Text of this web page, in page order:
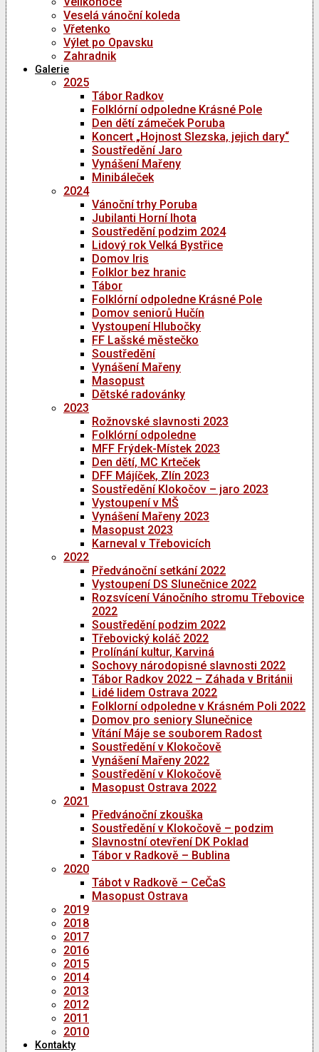
Veselá vánoční koleda
Vřetenko
Výlet po Opavsku
Zahradnik
Galerie
2025
Tábor Radkov
Folklórní odpoledne Krásné Pole
Den dětí zámeček Poruba
Koncert „Hojnost Slezska, jejich dary“
Soustředění Jaro
Vynášení Mařeny
Minibáleček
2024
Vánoční trhy Poruba
Jubilanti Horní lhota
Soustředění podzim 2024
Lidový rok Velká Bystřice
Domov Iris
Folklor bez hranic
Tábor
Folklórní odpoledne Krásné Pole
Domov seniorů Hučín
Vystoupení Hlubočky
FF Lašské městečko
Soustředění
Vynášení Mařeny
Masopust
Dětské radovánky
2023
Rožnovské slavnosti 2023
Folklórní odpoledne
MFF Frýdek-Místek 2023
Den dětí, MC Krteček
DFF Májíček, Zlín 2023
Soustředění Klokočov – jaro 2023
Vystoupení v MŠ
Vynášení Mařeny 2023
Masopust 2023
Karneval v Třebovicích
2022
Předvánoční setkání 2022
Vystoupení DS Slunečnice 2022
Rozsvícení Vánočního stromu Třebovice
2022
Soustředění podzim 2022
Třebovický koláč 2022
Prolínání kultur, Karviná
Sochovy národopisné slavnosti 2022
Tábor Radkov 2022 – Záhada v Británii
Lidé lidem Ostrava 2022
Folklorní odpoledne v Krásném Poli 2022
Domov pro seniory Slunečnice
Vítání Máje se souborem Radost
Soustředění v Klokočově
Vynášení Mařeny 2022
Soustředění v Klokočově
Masopust Ostrava 2022
2021
Předvánoční zkouška
Soustředění v Klokočově – podzim
Slavnostní otevření DK Poklad
Tábor v Radkově – Bublina
2020
Tábot v Radkově – CeČaS
Masopust Ostrava
2019
2018
2017
2016
2015
2014
2013
2012
2011
2010
Kontakty